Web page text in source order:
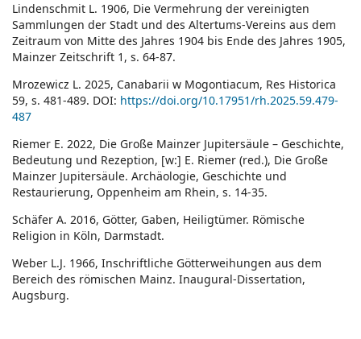
Lindenschmit L. 1906, Die Vermehrung der vereinigten
Sammlungen der Stadt und des Altertums-Vereins aus dem
Zeitraum von Mitte des Jahres 1904 bis Ende des Jahres 1905,
Mainzer Zeitschrift 1, s. 64-87.
Mrozewicz L. 2025, Canabarii w Mogontiacum, Res Historica
59, s. 481-489. DOI: https://doi.org/10.17951/rh.2025.59.479-
487
Riemer E. 2022, Die Große Mainzer Jupitersäule – Geschichte,
Bedeutung und Rezeption, [w:] E. Riemer (red.), Die Große
Mainzer Jupitersäule. Archäologie, Geschichte und
Restaurierung, Oppenheim am Rhein, s. 14-35.
Schäfer A. 2016, Götter, Gaben, Heiligtümer. Römische
Religion in Köln, Darmstadt.
Weber L.J. 1966, Inschriftliche Götterweihungen aus dem
Bereich des römischen Mainz. Inaugural-Dissertation,
Augsburg.